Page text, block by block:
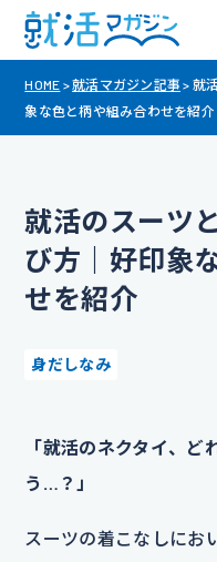
HOME >就活マガジン記事 > 就
象な色と柄や組み合わせを紹介
就活のスーツ
び方｜好印象
せを紹介
身だしなみ
「就活のネクタイ、ど
う…？」
スーツの着こなしにお